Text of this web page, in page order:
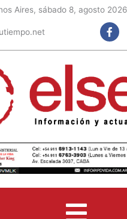
Aires, sábado 8, agosto 2026
F
a
o
-